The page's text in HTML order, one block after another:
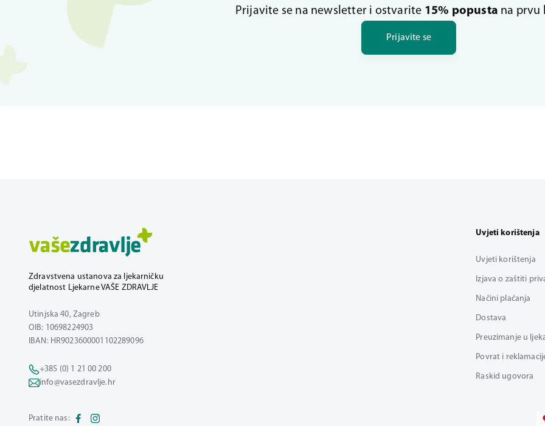
Prijavite se na newsletter i ostvarite 15% popusta na prvu
Prijavite se
Zdravstvena ustanova za ljekarničku
djelatnost Ljekarne VAŠE ZDRAVLJE
Utinjska 40, Zagreb
OIB: 10698224903
IBAN: HR9023600001102289096
+385 (0) 1 21 00 200
info@vasezdravlje.hr
Uvjeti korištenja
Uvjeti korištenja
Izjava o zaštiti
Načini plaćanja
Dostava
Preuzimanje u
Povrat i
Raskid ugovora
Pratite nas: